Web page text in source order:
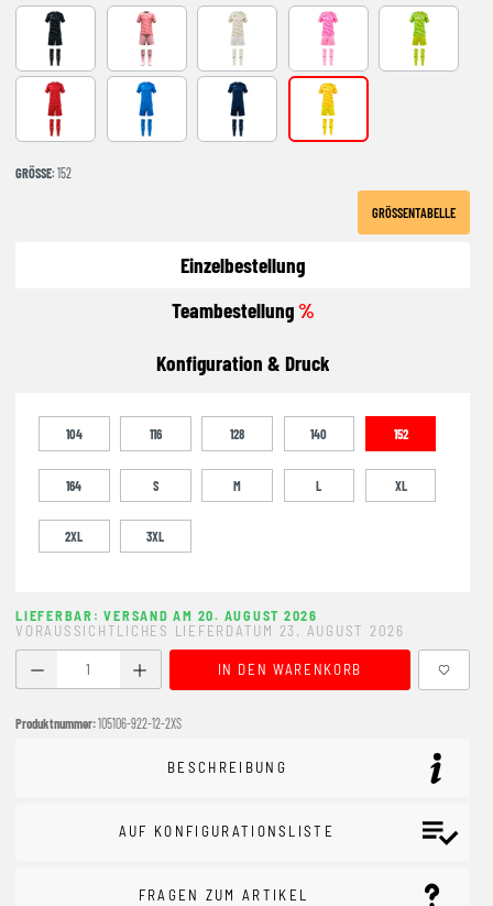
ANTHRACITE CORAL FLUOR beige FLUOR PINK green
red royal NAVY YELLOW
GRÖSSE : 152
GRÖSSENTABELLE
Einzelbestellung
Teambestellung%
Konfiguration & Druck
104 116 128 140 152
164 S M L XL
2XL 3XL
LIEFERBAR: VERSAND AM 20. AUGUST 2026
VORAUSSICHTLICHES LIEFERDATUM 23. AUGUST 2026
Produkt Anzahl: Gib den gewünschten Wert ein oder
IN DEN WARENKORB
Produktnummer:105106-922-12-2XS
BESCHREIBUNG
AUF KONFIGURATIONSLISTE
FRAGEN ZUM ARTIKEL